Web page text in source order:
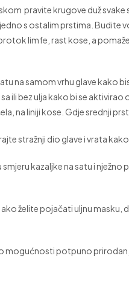
pravite krugove duž
s ostalim prstima. Budite
limfe, rast kose, a
na samom vrhu glave kako
ili bez ulja kako bi se
na liniji kose. Gdje srednji
stražnji dio glave i vrata
kazaljke na satu i
želite pojačati uljnu masku,
mogućnosti potpuno